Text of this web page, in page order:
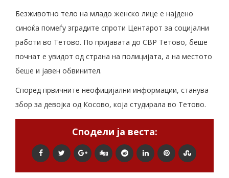
Безживотно тело на младо женско лице е најдено
синоќа помеѓу зградите спроти Центарот за социјални
работи во Тетово. По пријавата до СВР Тетово, беше
почнат е увидот од страна на полицијата, а на местото
беше и јавен обвинител.
Според првичните неофицијални информации, станува
збор за девојка од Косово, која студирала во Тетово.
Сподели ја веста: